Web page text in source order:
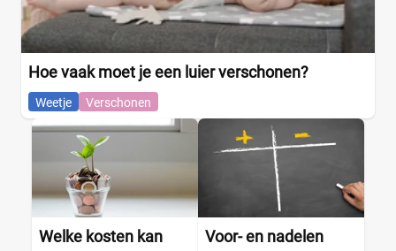
Hoe vaak moet je een luier verschonen?
Weetje Verschonen
Welke kosten kan
Voor- en nadelen